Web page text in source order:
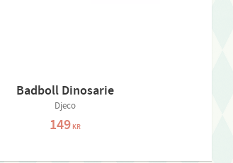
Badboll Dinosarie
Djeco
149KR